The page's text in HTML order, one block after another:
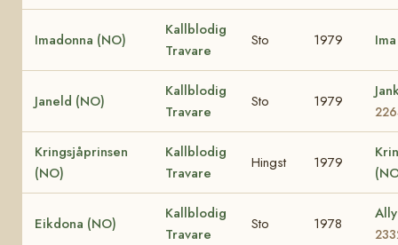
Imadonna (NO)
Kallblodig
Travare
Sto 1979
Janeld (NO)
Kallblodig
Travare
Sto 1979
Kringsjåprinsen
(NO)
Kallblodig
Travare
Hingst 1979
Eikdona (NO)
Kallblodig
Travare
Sto 1978